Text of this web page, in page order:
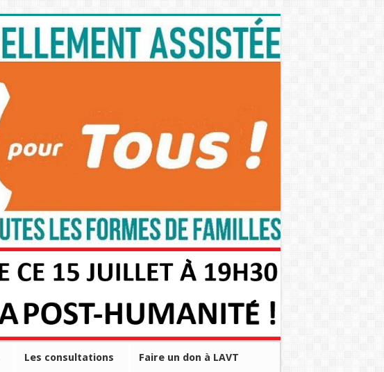
Les consultations Faire un don à LAVT